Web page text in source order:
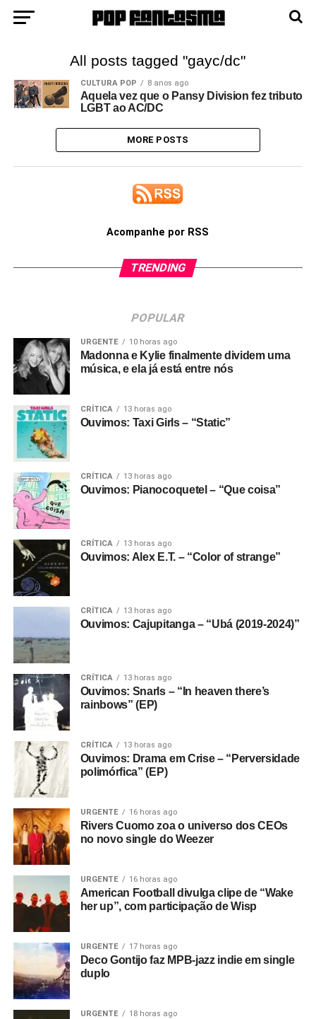
All posts tagged "gayc/dc"
CULTURA POP 8 anos ago
Aquela vez que o Pansy Division fez tributo
LGBT ao AC/DC
MORE POSTS
Acompanhe por RSS
TRENDING
POPULAR
URGENTE 10 horas ago
Madonna e Kylie finalmente dividem uma
música, e ela já está entre nós
CRÍTICA 13 horas ago
Ouvimos: Taxi Girls – “Static”
CRÍTICA 13 horas ago
Ouvimos: Pianocoquetel – “Que coisa”
CRÍTICA 13 horas ago
Ouvimos: Alex E.T. – “Color of strange”
CRÍTICA 13 horas ago
Ouvimos: Cajupitanga – “Ubá (2019-2024)”
CRÍTICA 13 horas ago
Ouvimos: Snarls – “In heaven there’s
rainbows” (EP)
CRÍTICA 13 horas ago
Ouvimos: Drama em Crise – “Perversidade
polimórfica” (EP)
URGENTE 16 horas ago
Rivers Cuomo zoa o universo dos CEOs
no novo single do Weezer
URGENTE 16 horas ago
American Football divulga clipe de “Wake
her up”, com participação de Wisp
URGENTE 17 horas ago
Deco Gontijo faz MPB-jazz indie em single
duplo
URGENTE 18 horas ago